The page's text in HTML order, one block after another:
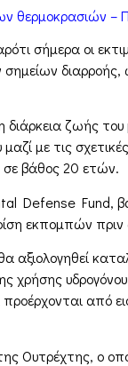
θερμοκρασιών –
σήμερα οι
ζωής
με τις
σε βάθος 20 ετών.
Defense Fund,
εκπομπών πριν
αξιολογηθεί
χρήσης
από
Ουτρέχτης, ο